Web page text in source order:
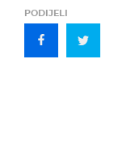
PODIJELI